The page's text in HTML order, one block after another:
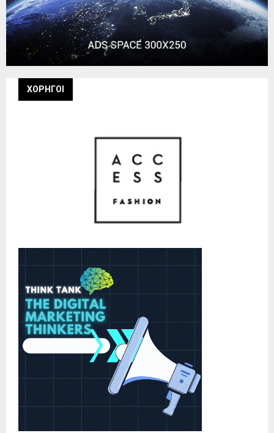
ΧΟΡΗΓΟΙ